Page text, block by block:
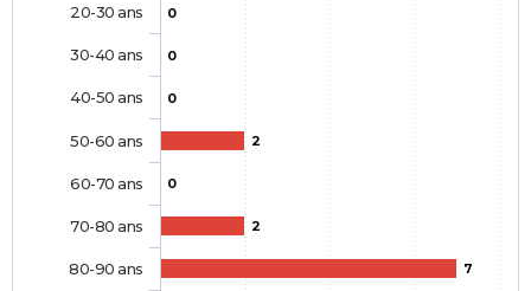
0
0
0
2
0
2
7
20-30 ans
30-40 ans
40-50 ans
50-60 ans
60-70 ans
70-80 ans
80-90 ans